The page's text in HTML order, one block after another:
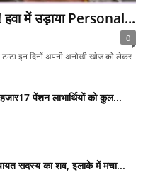
हवा में उड़ाया Personal...
0
इन दिनों अपनी अनोखी खोज को लेकर
पेंशन लाभार्थियों को कुल...
सदस्य का शव, इलाके में मचा...